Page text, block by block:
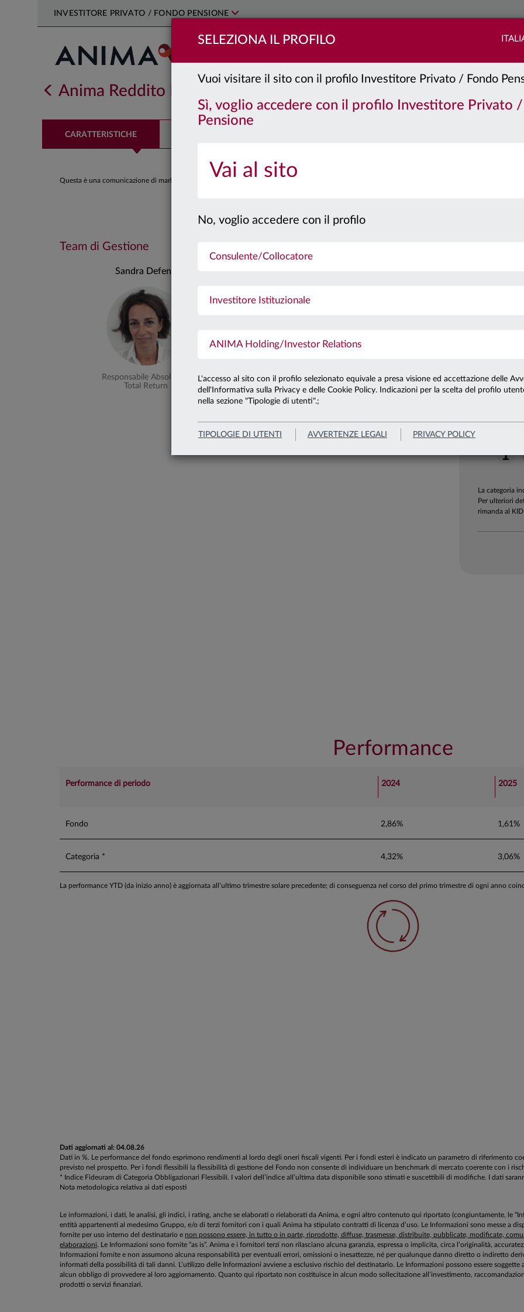
SELEZIONA IL PROFILO
Vuoi visitare il sito con il profilo Investitore Privato / Fondo
Sì, voglio accedere con il profilo Investitore Privato
Pensione
Vai al sito
No, voglio accedere con il profilo
Consulente/Collocatore
Investitore Istituzionale
ANIMA Holding/Investor Relations
L'accesso al sito con il profilo selezionato equivale a presa visione ed accettazione delle
dell'Informativa sulla Privacy e delle Cookie Policy. Indicazioni per la scelta del profilo
nella sezione "Tipologie di utenti".;
TIPOLOGIE DI UTENTI AVVERTENZE LEGALI PRIVACY POLICY
INVESTITORE PRIVATO / FONDO PENSIONE
Anima Reddito Flessibile
CARATTERISTICHE
Questa è una comunicazione di marketing. Si prega di consultare il prospetto e il documento contenente le informazioni chiave per gli investitori
Caratteristiche
La categoria
Per ulteriori
rimanda al KID
Team di Gestione
Sandra Defend
Responsabile Absolute &
Total Return
Responsabile
Government Bonds
Responsabile Investment
Grade
Performance
Performance di periodo 2024 2025
Fondo 2,86% 1,61%
Categoria * 4,32% 3,06%
La performance YTD (da inizio anno) è aggiornata all’ultimo trimestre solare precedente; di conseguenza nel corso del primo trimestre di ogni anno
Dati aggiornati al: 04.08.26
Dati in %. Le performance del fondo esprimono rendimenti al lordo degli oneri fiscali vigenti. Per i fondi esteri è indicato un parametro di riferimento
previsto nel prospetto. Per i fondi flessibili la flessibilità di gestione del Fondo non consente di individuare un benchmark di mercato coerente con i
* Indice Fideuram di Categoria Obbligazionari Flessibili. I valori dell’indice all’ultima data disponibile sono stimati e suscettibili di modifiche. I dati
Nota metodologica relativa ai dati esposti
Le informazioni, i dati, le analisi, gli indici, i rating, anche se elaborati o rielaborati da Anima, e ogni altro contenuto qui riportato (congiuntamente, le
entità appartenenti al medesimo Gruppo, e/o di terzi fornitori con i quali Anima ha stipulato contratti di licenza d’uso. Le Informazioni sono messe a
fornite per uso interno del destinatario e non possono essere, in tutto o in parte, riprodotte, diffuse, trasmesse, distribuite, pubblicate, modificate,
elaborazioni. Le Informazioni sono fornite “as is”. Anima e i fornitori terzi non rilasciano alcuna garanzia, espressa o implicita, circa l’originalità,
Informazioni fornite e non assumono alcuna responsabilità per eventuali errori, omissioni o inesattezze, né per qualunque danno diretto o indiretto
informati della possibilità di tali danni. L’utilizzo delle Informazioni avviene a esclusivo rischio del destinatario. Le Informazioni possono essere
alcun obbligo di provvedere al loro aggiornamento. Quanto qui riportato non costituisce in alcun modo sollecitazione all’investimento,
prodotti o servizi finanziari.